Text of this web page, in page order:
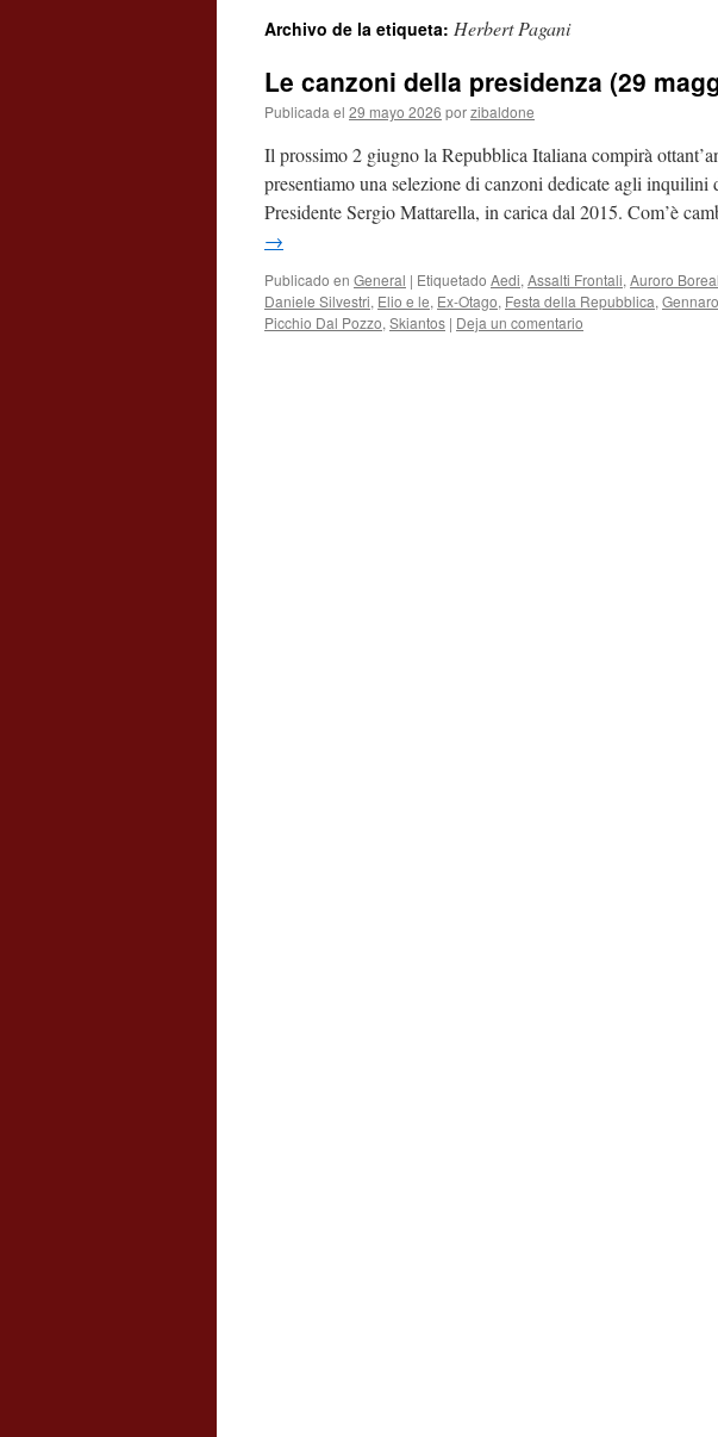
contenido
Archivo de la etiqueta: Herbert Pagani
Le canzoni della presidenza (29
Publicada el 29 mayo 2026 porzibaldone
Il prossimo 2 giugno la Repubblica Italiana compirà
presentiamo una selezione di canzoni dedicate agli inquilini
Presidente Sergio Mattarella, in carica dal 2015. Com’è
→
Publicado en General | Etiquetado Aedi, Assalti Frontali, Auroro
Daniele Silvestri, Elio e le, Ex-Otago, Festa della Repubblica,
Picchio Dal Pozzo, Skiantos | Deja un comentario